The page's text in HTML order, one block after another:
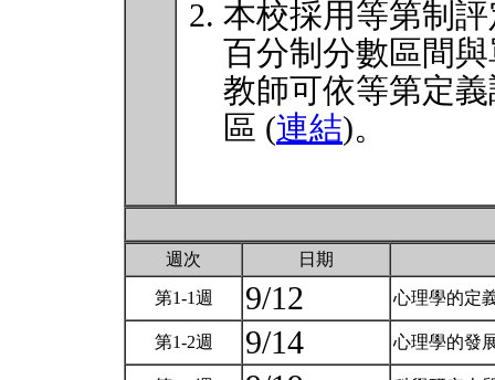
本校採用等第制
百分制分數區間
教師可依等第定
區 (連結)。
週次 日期
第1-1週 9/12 心理學的定
第1-2週 9/14 心理學的發